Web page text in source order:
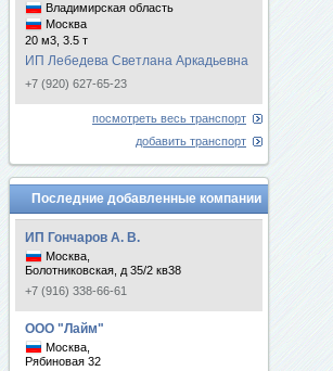
Владимирская область
Москва
20 м3, 3.5 т
ИП Лебедева Светлана Аркадьевна
+7 (920) 627-65-23
посмотреть весь транспорт
добавить транспорт
Последние добавленные компании
ИП Гончаров А. В.
Москва,
Болотниковская, д 35/2 кв38
+7 (916) 338-66-61
ООО "Лайм"
Москва,
Рябиновая 32